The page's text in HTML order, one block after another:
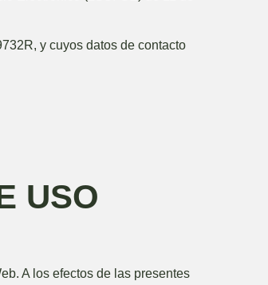
, y cuyos datos de contacto
USO
A los efectos de las presentes